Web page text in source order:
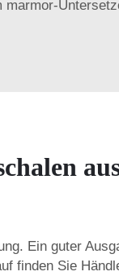
marmor-
Ein guter
finden Sie